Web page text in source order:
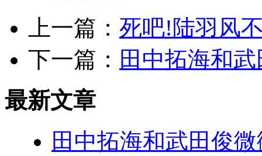
上一篇： 死吧!陆羽风
下一篇： 田中拓海和
最新文章
田中拓海和武田俊